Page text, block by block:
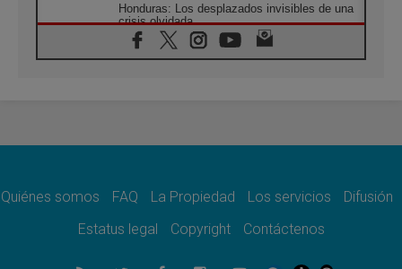
Honduras: Los desplazados invisibles de una
crisis olvidada
07.08.2026
Bokalic: "En Argentina el Papa León señalará
07.08.2026
07.08.2026
Universidades Católicas: «Exercises in
07.08.2026
Quiénes somos FAQ La Propiedad Los servicios
Difusión
Estatus legal
Copyright Contáctenos